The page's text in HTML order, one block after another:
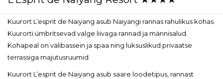
Kuurort L’esprit de Naiyang asub Naiyangi rannas rahulikus kohas.
Kuurorti ümbritsevad valge liivaga rannad ja männisalud.
Kohapeal on välibassein ja spaa ning luksuslikud privaatse
terrassiga majutusruumid.
Kuurort L’esprit de Naiyang asub saare loodetipus, rannast